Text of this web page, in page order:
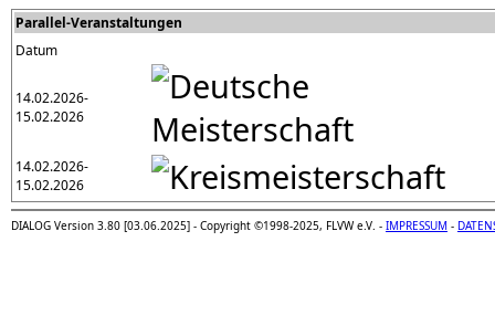
Parallel-Veranstaltungen
Datum
14.02.2026-
15.02.2026
14.02.2026-
15.02.2026
DIALOG Version 3.80 [03.06.2025] - Copyright ©1998-2025, FLVW e.V. - IMPRESSUM -